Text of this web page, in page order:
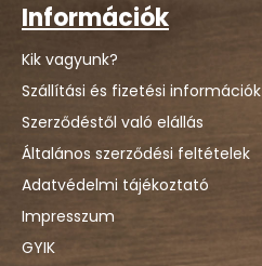
Információk
Kik vagyunk?
Szállítási és fizetési információk
Szerződéstől való elállás
Általános szerződési feltételek
Adatvédelmi tájékoztató
Impresszum
GYIK